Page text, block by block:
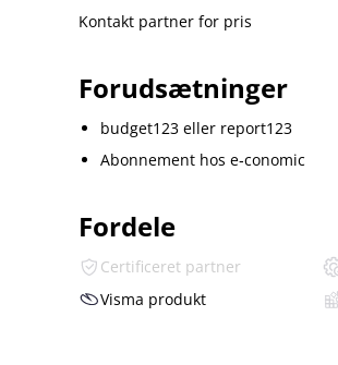
Kontakt partner for pris
Forudsætninger
budget123 eller report123
Abonnement hos e‑conomic
Fordele
Certificeret partner
Visma produkt